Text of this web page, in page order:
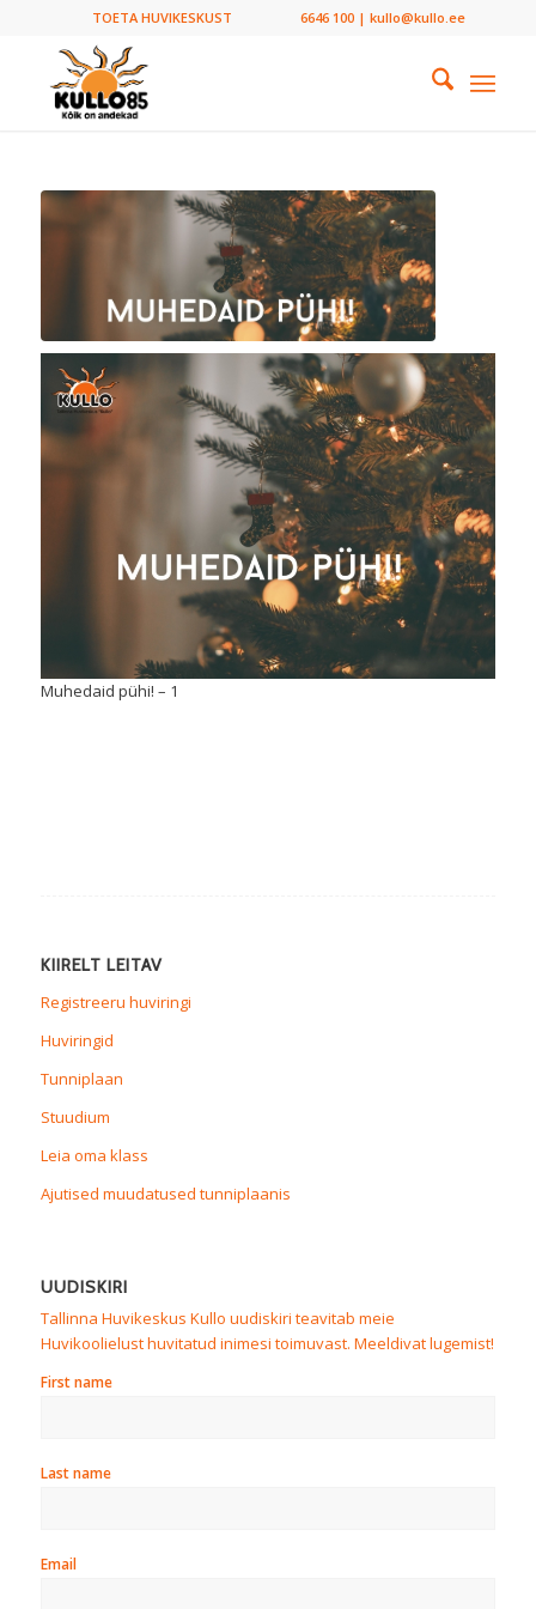
TOETA HUVIKESKUST 6646 100 | kullo@kullo.ee
Muhedaid pühi! – 1
KIIRELT LEITAV
Registreeru huviringi
Huviringid
Tunniplaan
Stuudium
Leia oma klass
Ajutised muudatused tunniplaanis
UUDISKIRI
Tallinna Huvikeskus Kullo uudiskiri teavitab meie
Huvikoolielust huvitatud inimesi toimuvast. Meeldivat lugemist!
First name
Last name
Email